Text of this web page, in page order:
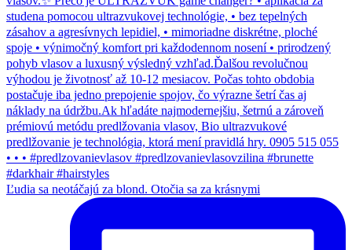
Ľudia sa neotáčajú za blond. Otočia sa za krásnymi